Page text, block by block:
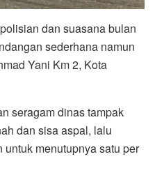
dan suasana bulan
sederhana namun
Yani Km 2, Kota
seragam dinas tampak
dan sisa aspal, lalu
menutupnya satu per